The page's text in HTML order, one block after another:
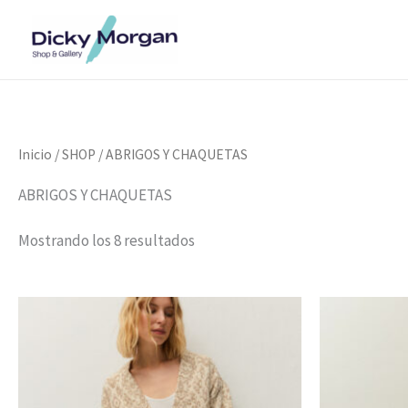
contenido
Inicio /SHOP / ABRIGOS Y CHAQUETAS
ABRIGOS Y CHAQUETAS
Mostrando los 8 resultados
original
89,00 €.
El
precio
actual
es:
56,00 €.